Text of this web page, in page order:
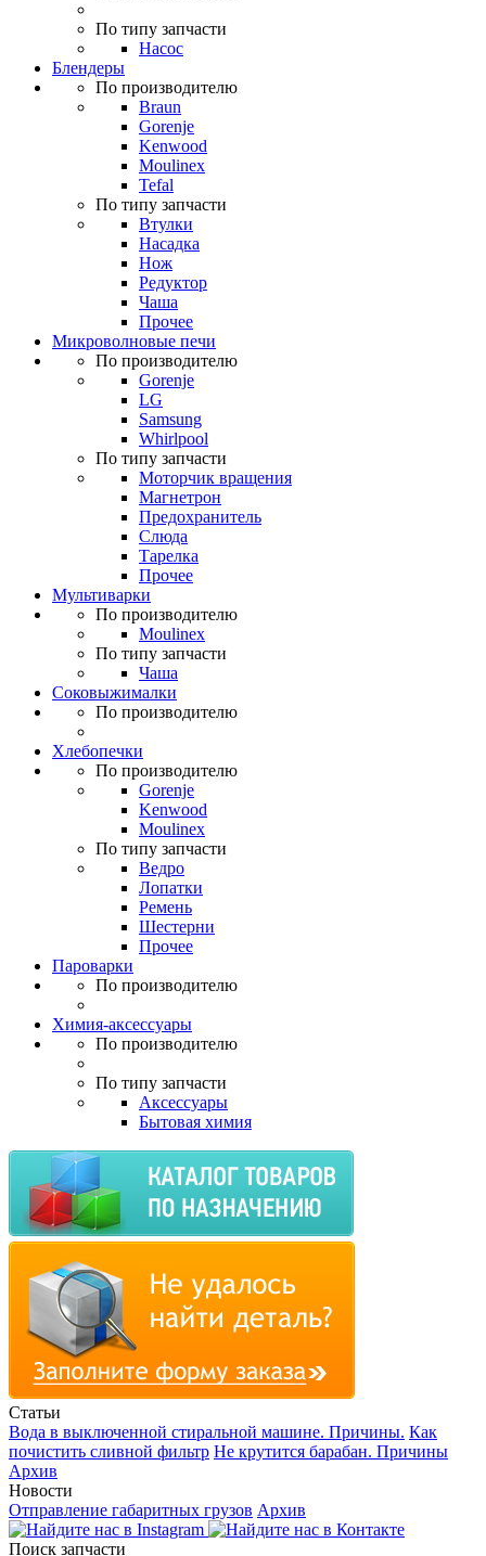
По типу запчасти
Насос
Блендеры
По производителю
Braun
Gorenje
Kenwood
Moulinex
Tefal
По типу запчасти
Втулки
Насадка
Нож
Редуктор
Чаша
Прочее
Микроволновые печи
По производителю
Gorenje
LG
Samsung
Whirlpool
По типу запчасти
Моторчик вращения
Магнетрон
Предохранитель
Слюда
Тарелка
Прочее
Мультиварки
По производителю
Moulinex
По типу запчасти
Чаша
Соковыжималки
По производителю
Хлебопечки
По производителю
Gorenje
Kenwood
Moulinex
По типу запчасти
Ведро
Лопатки
Ремень
Шестерни
Прочее
Пароварки
По производителю
Химия-аксессуары
По производителю
По типу запчасти
Аксессуары
Бытовая химия
Статьи
Вода в выключенной стиральной машине. Причины. Как
почистить сливной фильтр Не крутится барабан. Причины
Архив
Новости
Отправление габаритных грузов Архив
Поиск запчасти